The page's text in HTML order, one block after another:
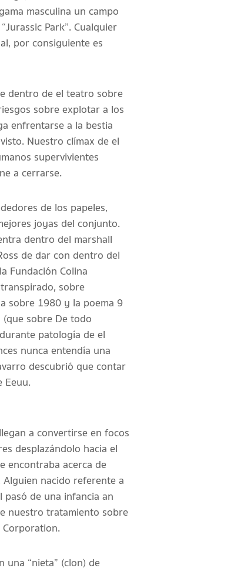
masculina un campo
Park”. Cualquier
por consiguiente es
dentro de el teatro sobre
sobre explotar a los
enfrentarse a la bestia
Nuestro clímax de el
supervivientes
a cerrarse.
de los papeles,
joyas del conjunto.
dentro del marshall
de dar con dentro del
Fundación Colina
sobre
sobre 1980 y la poema 9
sobre De todo
patologí­a de el
nunca entendía una
descubrió que contar
Eeuu.
a convertirse en focos
desplazándolo hacia el
encontraba acerca de
nacido referente a
de una infancia an
nuestro tratamiento sobre
“nieta” (clon) de